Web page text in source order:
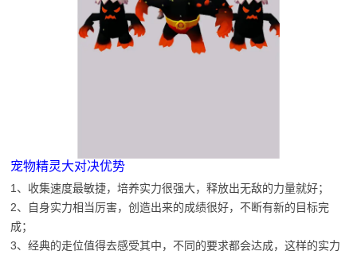
宠物精灵大对决优势
1、收集速度最敏捷，培养实力很强大，释放出无敌的力量就好；
2、自身实力相当厉害，创造出来的成绩很好，不断有新的目标完
成；
3、经典的走位值得去感受其中，不同的要求都会达成，这样的实力